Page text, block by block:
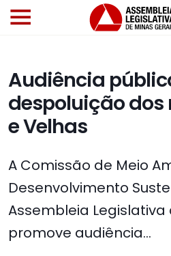
Audiência
despoluição
e Velhas
A Comissão de Meio
Desenvolvimento
Assembleia Legislativa
promove audiência...